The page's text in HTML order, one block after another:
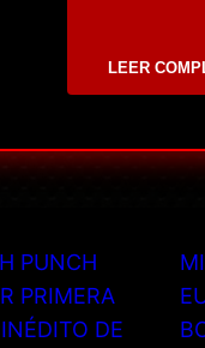
LEER
PUNCH
PRIMERA
DE